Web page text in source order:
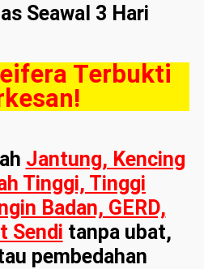
Seawal 3 Hari
Terbukti
Jantung, Kencing
Tinggi, Tinggi
Badan, GERD,
Sendi tanpa ubat,
pembedahan